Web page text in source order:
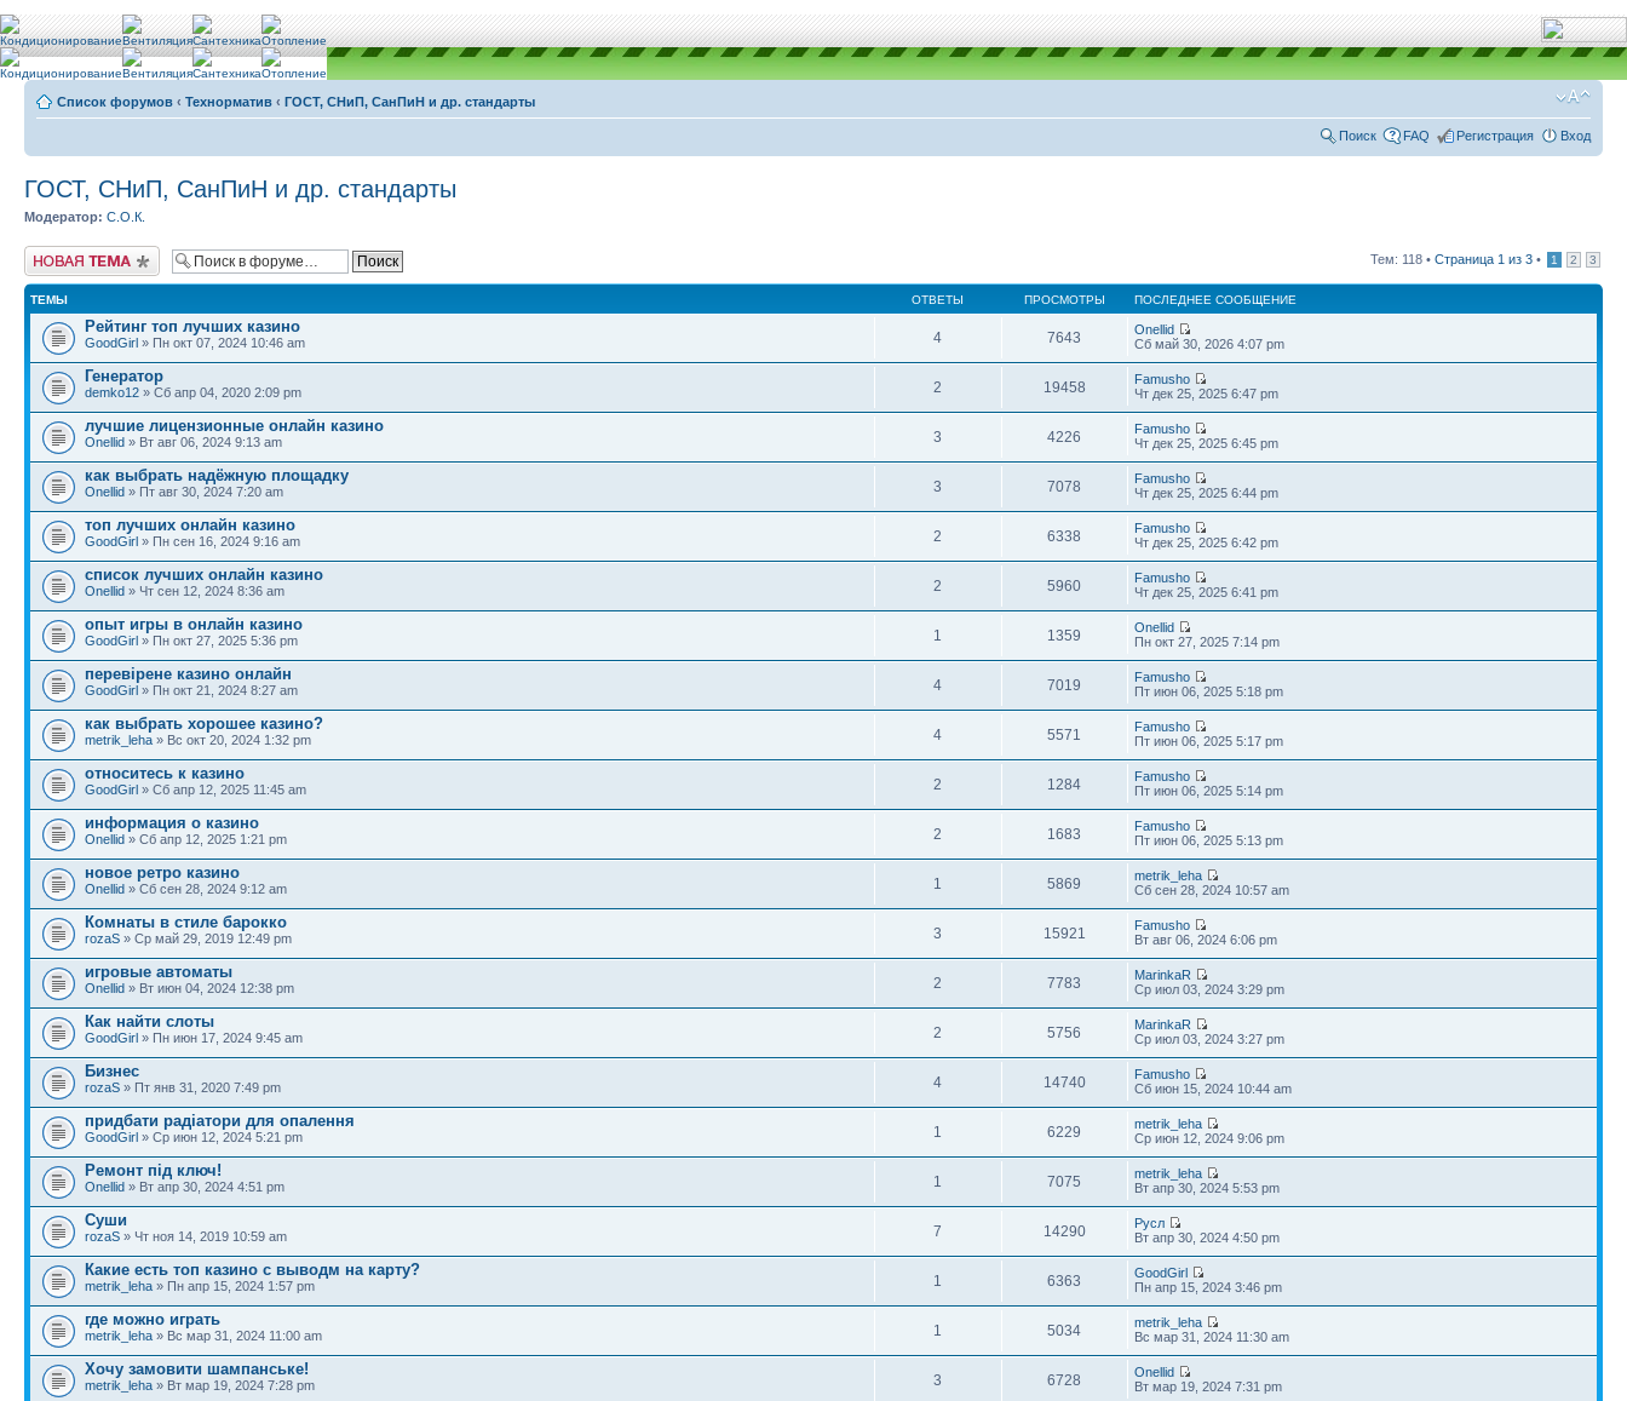
Список форумов ‹ Teхнорматив ‹ ГОСТ, СНиП, СанПиН и др. стандарты
Поиск FAQ Регистрация Вход
ГОСТ, СНиП, СанПиН и др. стандарты
Модератор: С.О.К.
Новая тема Тем: 118 • Страница 1 из 3 • 1 2 3
ТЕМЫ ОТВЕТЫ ПРОСМОТРЫ ПОСЛЕДНЕЕ СООБЩЕНИЕ
Рейтинг топ лучших казино
GoodGirl » Пн окт 07, 2024 10:46 am 4 7643
Onellid
Сб май 30, 2026 4:07 pm
Генератор
demko12 » Сб апр 04, 2020 2:09 pm 2 19458
Famusho
Чт дек 25, 2025 6:47 pm
лучшие лицензионные онлайн казино
Onellid » Вт авг 06, 2024 9:13 am 3 4226
Famusho
Чт дек 25, 2025 6:45 pm
как выбрать надёжную площадку
Onellid » Пт авг 30, 2024 7:20 am 3 7078
Famusho
Чт дек 25, 2025 6:44 pm
топ лучших онлайн казино
GoodGirl » Пн сен 16, 2024 9:16 am 2 6338
Famusho
Чт дек 25, 2025 6:42 pm
список лучших онлайн казино
Onellid » Чт сен 12, 2024 8:36 am 2 5960
Famusho
Чт дек 25, 2025 6:41 pm
опыт игры в онлайн казино
GoodGirl » Пн окт 27, 2025 5:36 pm 1 1359
Onellid
Пн окт 27, 2025 7:14 pm
перевірене казино онлайн
GoodGirl » Пн окт 21, 2024 8:27 am 4 7019
Famusho
Пт июн 06, 2025 5:18 pm
как выбрать хорошее казино?
metrik_leha » Вс окт 20, 2024 1:32 pm 4 5571
Famusho
Пт июн 06, 2025 5:17 pm
относитесь к казино
GoodGirl » Сб апр 12, 2025 11:45 am 2 1284
Famusho
Пт июн 06, 2025 5:14 pm
информация о казино
Onellid » Сб апр 12, 2025 1:21 pm 2 1683
Famusho
Пт июн 06, 2025 5:13 pm
новое ретро казино
Onellid » Сб сен 28, 2024 9:12 am 1 5869
metrik_leha
Сб сен 28, 2024 10:57 am
Комнаты в стиле барокко
rozaS » Ср май 29, 2019 12:49 pm 3 15921
Famusho
Вт авг 06, 2024 6:06 pm
игровые автоматы
Onellid » Вт июн 04, 2024 12:38 pm 2 7783
MarinkaR
Ср июл 03, 2024 3:29 pm
Как найти слоты
GoodGirl » Пн июн 17, 2024 9:45 am 2 5756
MarinkaR
Ср июл 03, 2024 3:27 pm
Бизнес
rozaS » Пт янв 31, 2020 7:49 pm 4 14740
Famusho
Сб июн 15, 2024 10:44 am
придбати радіатори для опалення
GoodGirl » Ср июн 12, 2024 5:21 pm 1 6229
metrik_leha
Ср июн 12, 2024 9:06 pm
Ремонт під ключ!
Onellid » Вт апр 30, 2024 4:51 pm 1 7075
metrik_leha
Вт апр 30, 2024 5:53 pm
Суши
rozaS » Чт ноя 14, 2019 10:59 am 7 14290
Русл
Вт апр 30, 2024 4:50 pm
Какие есть топ казино с выводм на карту?
metrik_leha » Пн апр 15, 2024 1:57 pm 1 6363
GoodGirl
Пн апр 15, 2024 3:46 pm
где можно играть
metrik_leha » Вс мар 31, 2024 11:00 am 1 5034
metrik_leha
Вс мар 31, 2024 11:30 am
Хочу замовити шампанське!
metrik_leha » Вт мар 19, 2024 7:28 pm 3 6728
Onellid
Вт мар 19, 2024 7:31 pm